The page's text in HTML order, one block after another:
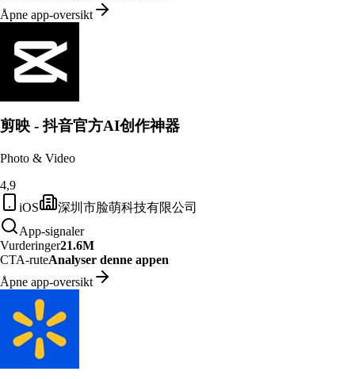
Åpne app-oversikt
剪映 - 抖音官方AI创作神器
Photo & Video
4,9
iOS
深圳市脸萌科技有限公司
App-signaler
Vurderinger21.6M
CTA-ruteAnalyser denne appen
Åpne app-oversikt